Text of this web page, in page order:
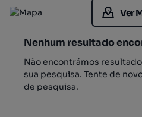
Ver
Nenhum resultado
Não encontrámos
sua pesquisa. Tente de
de pesquisa.